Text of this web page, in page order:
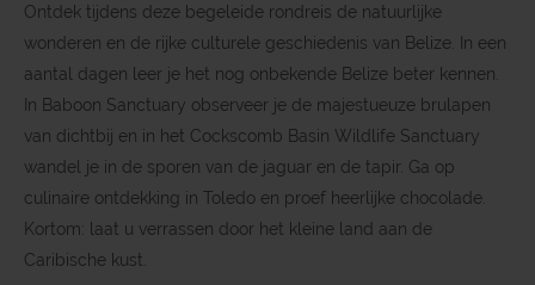
Ontdek tijdens deze begeleide rondreis de natuurlijke
wonderen en de rijke culturele geschiedenis van Belize. In een
aantal dagen leer je het nog onbekende Belize beter kennen.
In Baboon Sanctuary observeer je de majestueuze brulapen
van dichtbij en in het Cockscomb Basin Wildlife Sanctuary
wandel je in de sporen van de jaguar en de tapir. Ga op
culinaire ontdekking in Toledo en proef heerlijke chocolade.
Kortom: laat u verrassen door het kleine land aan de
Caribische kust.